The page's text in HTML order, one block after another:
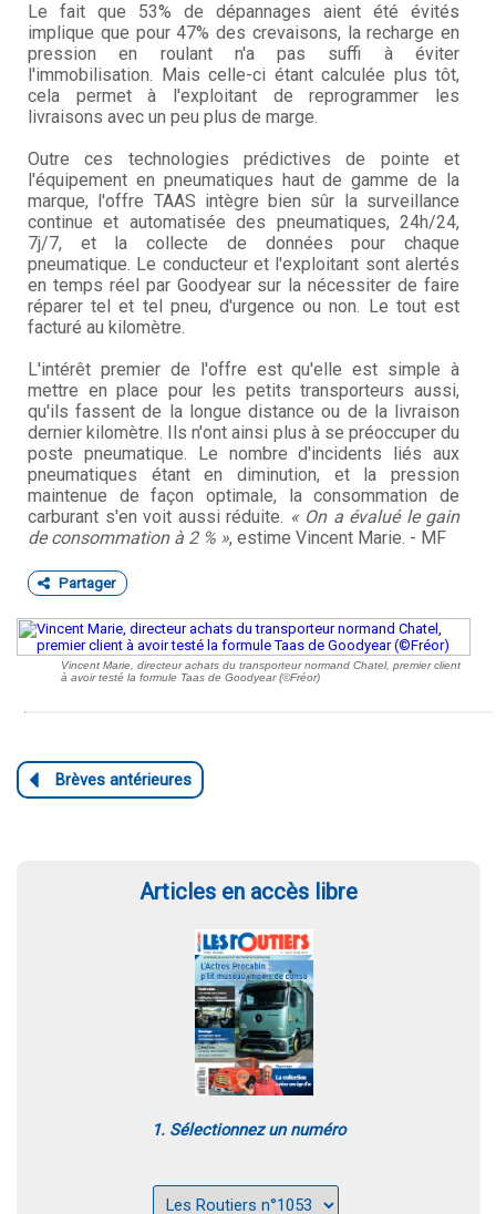
Le fait que 53% de dépannages aient été évités
implique que pour 47% des crevaisons, la recharge en
pression en roulant n'a pas suffi à éviter
l'immobilisation. Mais celle-ci étant calculée plus tôt,
cela permet à l'exploitant de reprogrammer les
livraisons avec un peu plus de marge.
Outre ces technologies prédictives de pointe et
l'équipement en pneumatiques haut de gamme de la
marque, l'offre TAAS intègre bien sûr la surveillance
continue et automatisée des pneumatiques, 24h/24,
7j/7, et la collecte de données pour chaque
pneumatique. Le conducteur et l'exploitant sont alertés
en temps réel par Goodyear sur la nécessiter de faire
réparer tel et tel pneu, d'urgence ou non. Le tout est
facturé au kilomètre.
L'intérêt premier de l'offre est qu'elle est simple à
mettre en place pour les petits transporteurs aussi,
qu'ils fassent de la longue distance ou de la livraison
dernier kilomètre. Ils n'ont ainsi plus à se préoccuper du
poste pneumatique. Le nombre d'incidents liés aux
pneumatiques étant en diminution, et la pression
maintenue de façon optimale, la consommation de
carburant s'en voit aussi réduite. « On a évalué le gain
de consommation à 2 % », estime Vincent Marie. - MF
Partager
Vincent Marie, directeur achats du transporteur normand Chatel, premier client
à avoir testé la formule Taas de Goodyear (©Fréor)
Articles en accès libre
1. Sélectionnez un numéro